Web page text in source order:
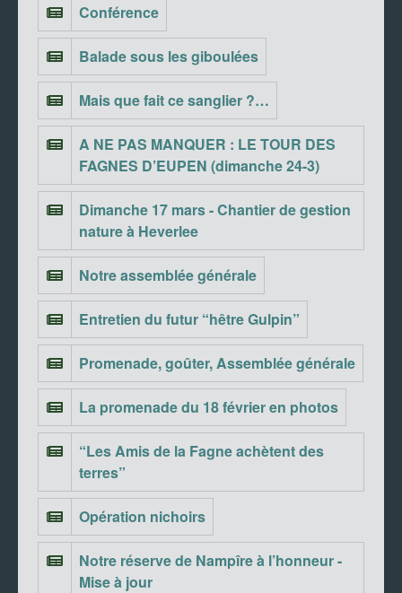
Conférence
Balade sous les giboulées
Mais que fait ce sanglier ?…
A NE PAS MANQUER : LE TOUR DES
FAGNES D’EUPEN (dimanche 24-3)
Dimanche 17 mars - Chantier de gestion
nature à Heverlee
Notre assemblée générale
Entretien du futur “hêtre Gulpin”
Promenade, goûter, Assemblée générale
La promenade du 18 février en photos
“Les Amis de la Fagne achètent des
terres”
Opération nichoirs
Notre réserve de Nampîre à l’honneur -
Mise à jour